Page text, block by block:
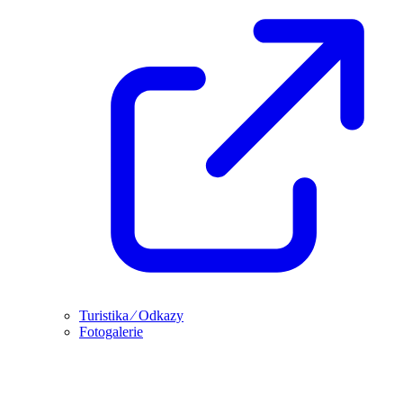
Turistika ⁄ Odkazy
Fotogalerie